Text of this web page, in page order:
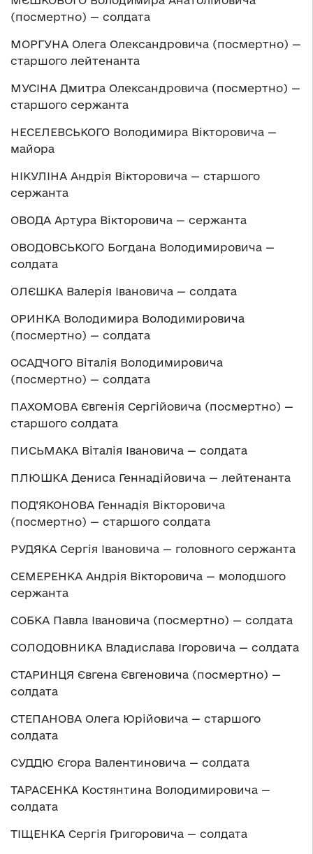
(посмертно) — солдата
МОРГУНА Олега Олександровича (посмертно) —
старшого лейтенанта
МУСІНА Дмитра Олександровича (посмертно) —
старшого сержанта
НЕСЕЛЕВСЬКОГО Володимира Вікторовича —
майора
НІКУЛІНА Андрія Вікторовича — старшого
сержанта
ОВОДА Артура Вікторовича — сержанта
ОВОДОВСЬКОГО Богдана Володимировича —
солдата
ОЛЄШКА Валерія Івановича — солдата
ОРИНКА Володимира Володимировича
(посмертно) — солдата
ОСАДЧОГО Віталія Володимировича
(посмертно) — солдата
ПАХОМОВА Євгенія Сергійовича (посмертно) —
старшого солдата
ПИСЬМАКА Віталія Івановича — солдата
ПЛЮШКА Дениса Геннадійовича — лейтенанта
ПОД’ЯКОНОВА Геннадія Вікторовича
(посмертно) — старшого солдата
РУДЯКА Сергія Івановича — головного сержанта
СЕМЕРЕНКА Андрія Вікторовича — молодшого
сержанта
СОБКА Павла Івановича (посмертно) — солдата
СОЛОДОВНИКА Владислава Ігоровича — солдата
СТАРИНЦЯ Євгена Євгеновича (посмертно) —
солдата
СТЕПАНОВА Олега Юрійовича — старшого
солдата
СУДДЮ Єгора Валентиновича — солдата
ТАРАСЕНКА Костянтина Володимировича —
солдата
ТІЩЕНКА Сергія Григоровича — солдата